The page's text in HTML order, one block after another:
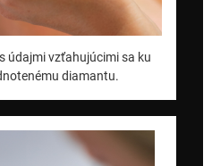
údajmi vzťahujúcimi sa ku
diamantu.